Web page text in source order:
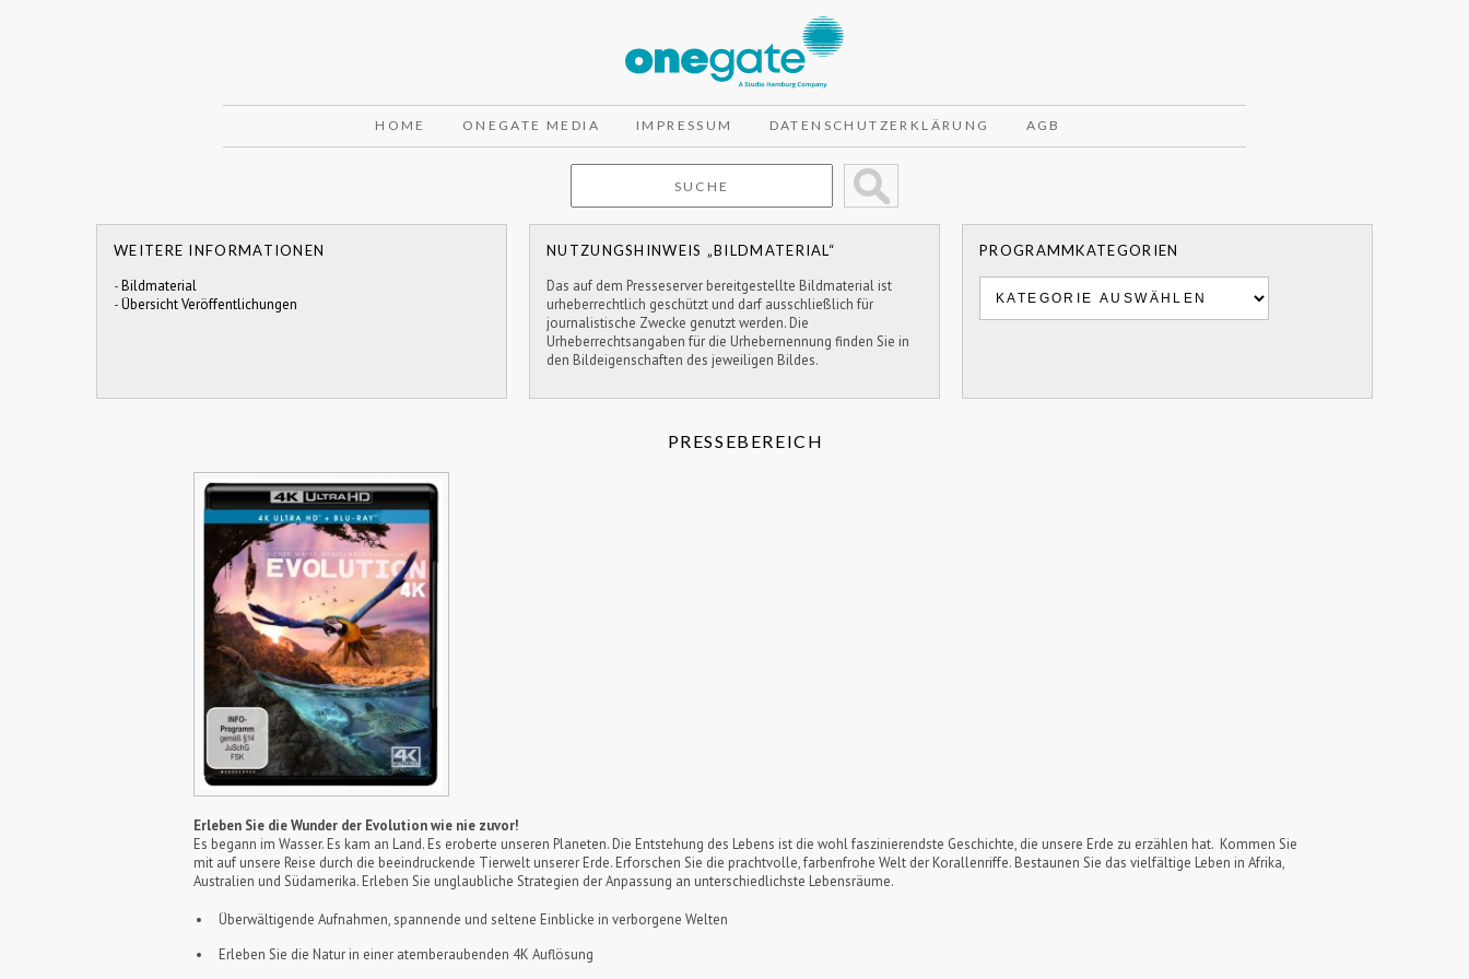
HOME ONEGATE MEDIA IMPRESSUM DATENSCHUTZERKLÄRUNG AGB
WEITERE INFORMATIONEN
-Bildmaterial
-Übersicht Veröffentlichungen
NUTZUNGSHINWEIS „BILDMATERIAL“
Das auf dem Presseserver bereitgestellte Bildmaterial ist
urheberrechtlich geschützt und darf ausschließlich für
journalistische Zwecke genutzt werden. Die
Urheberrechtsangaben für die Urhebernennung finden Sie in
den Bildeigenschaften des jeweiligen Bildes.
PROGRAMMKATEGORIEN
PRESSEBEREICH
Erleben Sie die Wunder der Evolution wie nie zuvor!
Es begann im Wasser. Es kam an Land. Es eroberte unseren Planeten. Die Entstehung des Lebens ist die wohl faszinierendste Geschichte, die unsere Erde zu erzählen hat. Kommen Sie
mit auf unsere Reise durch die beeindruckende Tierwelt unserer Erde. Erforschen Sie die prachtvolle, farbenfrohe Welt der Korallenriffe. Bestaunen Sie das vielfältige Leben in Afrika,
Australien und Südamerika. Erleben Sie unglaubliche Strategien der Anpassung an unterschiedlichste Lebensräume.
Überwältigende Aufnahmen, spannende und seltene Einblicke in verborgene Welten
Erleben Sie die Natur in einer atemberaubenden 4K Auflösung